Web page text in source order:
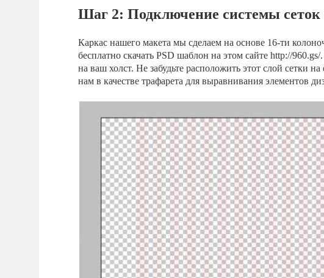
Шаг 2: Подключение системы сеток
Каркас нашего макета мы сделаем на основе 16-ти
бесплатно скачать PSD шаблон на этом сайте http://
на ваш холст. Не забудьте расположить этот слой сетки
нам в качестве трафарета для выравнивания элементов